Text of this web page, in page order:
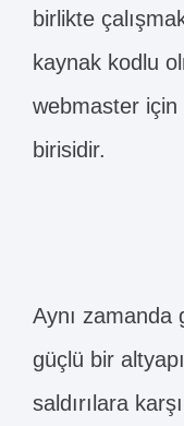
birlikte
kaynak kodlu
webmaster
birisidir.
Aynı zamanda
güçlü bir
saldırılara